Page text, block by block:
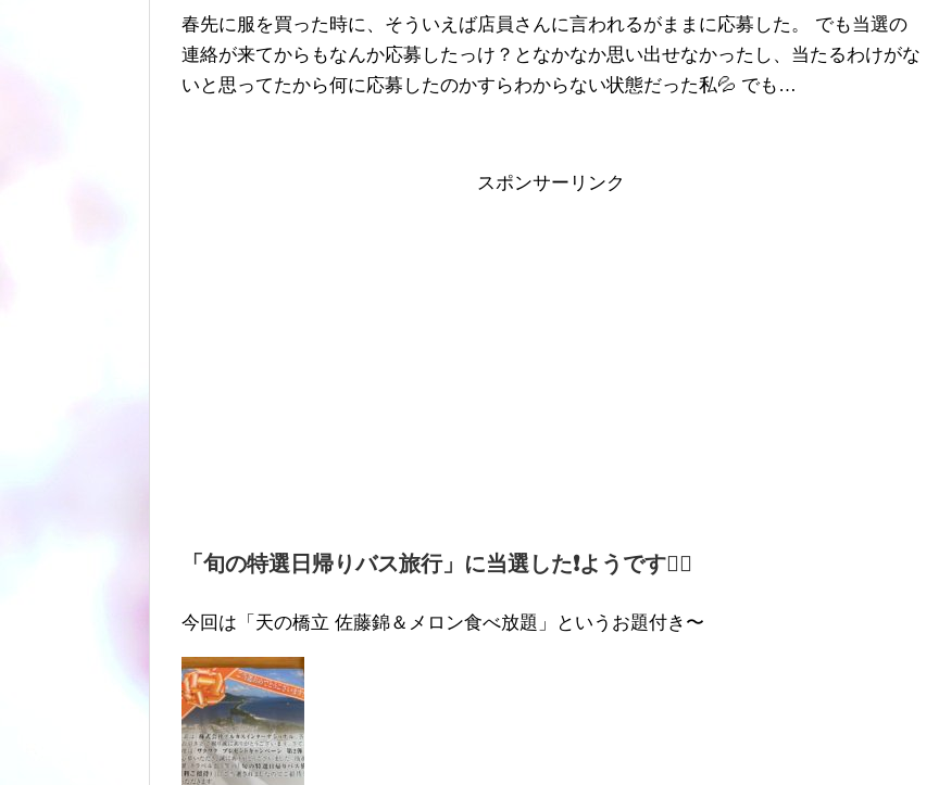
春先に服を買った時に、そういえば店員さんに言われるがままに応募した。 でも当選の
連絡が来てからもなんか応募したっけ？となかなか思い出せなかったし、当たるわけがな
いと思ってたから何に応募したのかすらわからない状態だった私💦 でも…
スポンサーリンク
「旬の特選日帰りバス旅行」に当選した❗️ようです✌🏻
今回は「天の橋立 佐藤錦＆メロン食べ放題」というお題付き〜